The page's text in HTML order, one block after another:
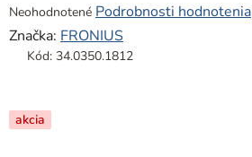
Priemerné
hodnotenie
produktu
z
5
Neohodnotené Podrobnosti hodnotenia
Značka: FRONIUS
Kód: 34.0350.1812
akcia